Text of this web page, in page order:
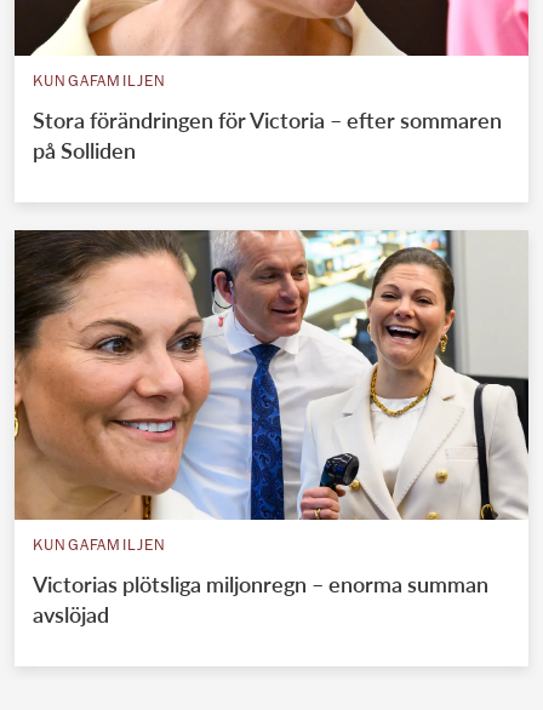
KUNGAFAMILJEN
Stora förändringen för Victoria – efter sommaren
på Solliden
KUNGAFAMILJEN
Victorias plötsliga miljonregn – enorma summan
avslöjad